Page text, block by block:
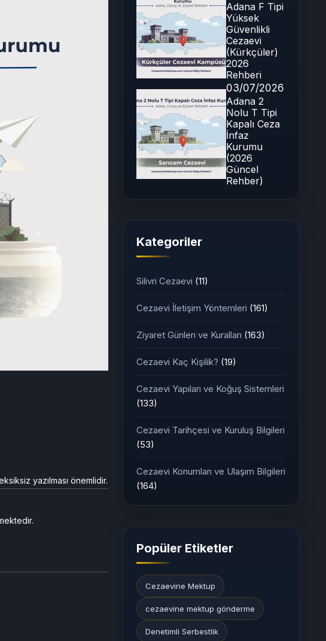
yazılması önemlidir.
Adana F Tipi
Yüksek
Güvenlikli
Cezaevi
(Kürkçüler)
2026
Rehberi
03/07/2026
Adana 2
Nolu T Tipi
Kapalı Ceza
İnfaz
Kurumu
(2026
Güncel
Rehber)
Kategoriler
Silivri Cezaevi (11)
Cezaevi İletişim Yöntemleri (161)
Ziyaret Günleri ve Kuralları (163)
Cezaevi Kaç Kişilik? (19)
Cezaevi Yapıları ve Koğuş Sistemleri
(133)
Cezaevi Tarihçesi ve Kuruluş Bilgileri
(53)
Cezaevi Konumları ve Ulaşım Bilgileri
(164)
Popüler Etiketler
Cezaevine Mektup
cezaevine mektup gönderme
Denetimli Serbestlik